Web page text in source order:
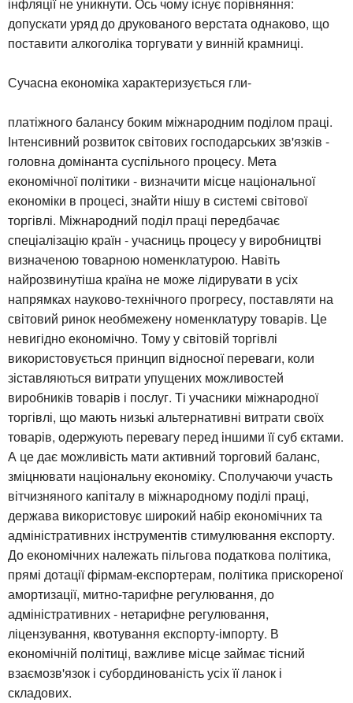
інфляції не уникнути. Ось чому існує порівняння:
допускати уряд до друкованого верстата однаково, що
поставити алкоголіка торгувати у винній крамниці.
Сучасна економіка характеризується гли-
платіжного балансу боким міжнародним поділом праці.
Інтенсивний розвиток світових господарських зв'язків -
головна домінанта суспільного процесу. Мета
економічної політики - визначити місце національної
економіки в процесі, знайти нішу в системі світової
торгівлі. Міжнародний поділ праці передбачає
спеціалізацію країн - учасниць процесу у виробництві
визначеною товарною номенклатурою. Навіть
найрозвинутіша країна не може лідирувати в усіх
напрямках науково-технічного прогресу, поставляти на
світовий ринок необмежену номенклатуру товарів. Це
невигідно економічно. Тому у світовій торгівлі
використовується принцип відносної переваги, коли
зіставляються витрати упущених можливостей
виробників товарів і послуг. Ті учасники міжнародної
торгівлі, що мають низькі альтернативні витрати своїх
товарів, одержують перевагу перед іншими її суб єктами.
А це дає можливість мати активний торговий баланс,
зміцнювати національну економіку. Сполучаючи участь
вітчизняного капіталу в міжнародному поділі праці,
держава використовує широкий набір економічних та
адміністративних інструментів стимулювання експорту.
До економічних належать пільгова податкова політика,
прямі дотації фірмам-експортерам, політика прискореної
амортизації, митно-тарифне регулювання, до
адміністративних - нетарифне регулювання,
ліцензування, квотування експорту-імпорту. В
економічній політиці, важливе місце займає тісний
взаємозв'язок і субординованість усіх її ланок і
складових.